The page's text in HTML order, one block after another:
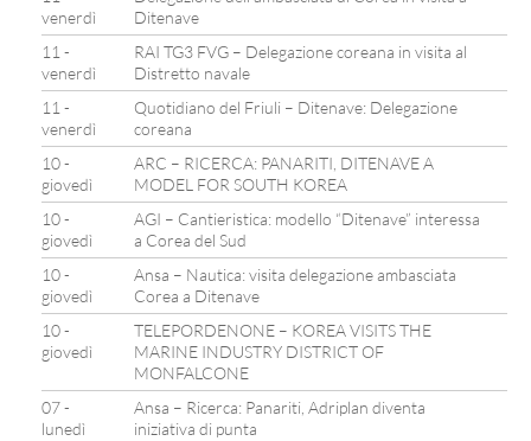
venerdì
Ditenave
11 -
venerdì
RAI TG3 FVG – Delegazione coreana in visita al
Distretto navale
11 -
venerdì
Quotidiano del Friuli – Ditenave: Delegazione
coreana
10 -
giovedì
ARC – RICERCA: PANARITI, DITENAVE A
MODEL FOR SOUTH KOREA
10 -
giovedì
AGI – Cantieristica: modello “Ditenave” interessa
a Corea del Sud
10 -
giovedì
Ansa – Nautica: visita delegazione ambasciata
Corea a Ditenave
10 -
giovedì
TELEPORDENONE – KOREA VISITS THE
MARINE INDUSTRY DISTRICT OF
MONFALCONE
07 -
lunedì
Ansa – Ricerca: Panariti, Adriplan diventa
iniziativa di punta